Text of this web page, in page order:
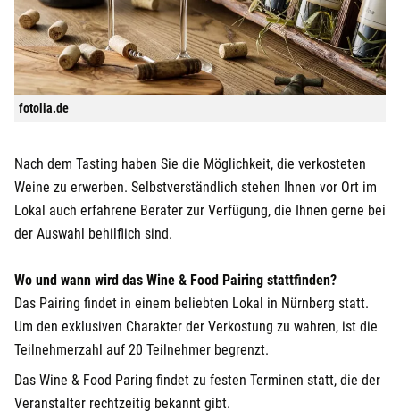
fotolia.de
Nach dem Tasting haben Sie die Möglichkeit, die verkosteten
Weine zu erwerben. Selbstverständlich stehen Ihnen vor Ort im
Lokal auch erfahrene Berater zur Verfügung, die Ihnen gerne bei
der Auswahl behilflich sind.
Wo und wann wird das Wine & Food Pairing stattfinden?
Das Pairing findet in einem beliebten Lokal in Nürnberg statt.
Um den exklusiven Charakter der Verkostung zu wahren, ist die
Teilnehmerzahl auf 20 Teilnehmer begrenzt.
Das Wine & Food Paring findet zu festen Terminen statt, die der
Veranstalter rechtzeitig bekannt gibt.